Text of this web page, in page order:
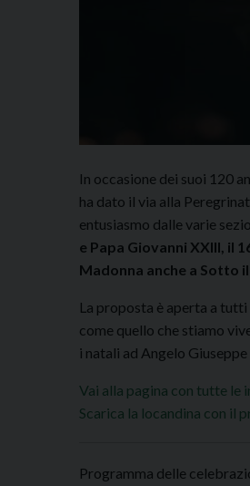
In occasione dei suoi 120
ha dato il via alla
entusiasmo dalle varie
e Papa Giovanni XXIII, il
Madonna anche a Sotto
La proposta è aperta a
come quello che stiamo
i natali ad Angelo
Vai alla pagina con tutte le
Scarica la locandina con il
Programma delle